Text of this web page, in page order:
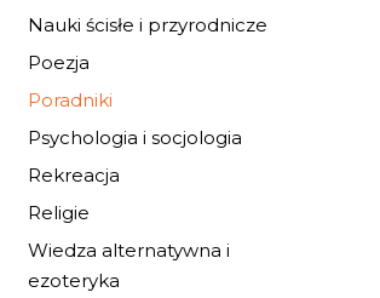
Nauki ścisłe i przyrodnicze
Poezja
Poradniki
Psychologia i socjologia
Rekreacja
Religie
Wiedza alternatywna i
ezoteryka